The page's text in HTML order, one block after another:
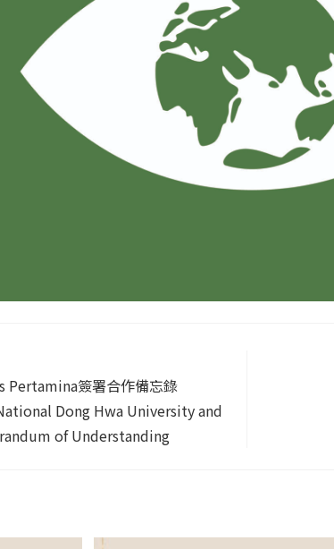
Pertamina簽署合作備忘錄
Dong Hwa University and
of Understanding